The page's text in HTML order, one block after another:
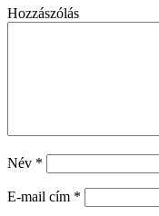
Hozzászólás
Név *
E-mail cím *